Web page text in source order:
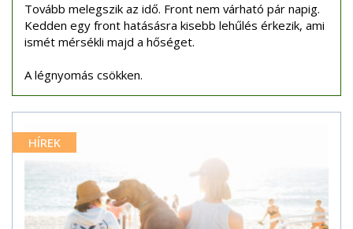
Tovább melegszik az idő. Front nem várható pár napig.
Kedden egy front hatásásra kisebb lehűlés érkezik, ami
ismét mérsékli majd a hőséget.
A légnyomás csökken.
HÍREK